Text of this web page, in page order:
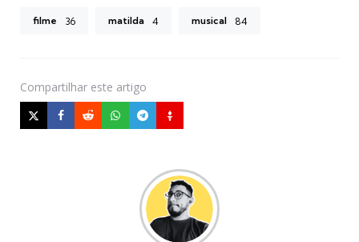
filme 36 matilda 4 musical 84
Compartilhar este artigo